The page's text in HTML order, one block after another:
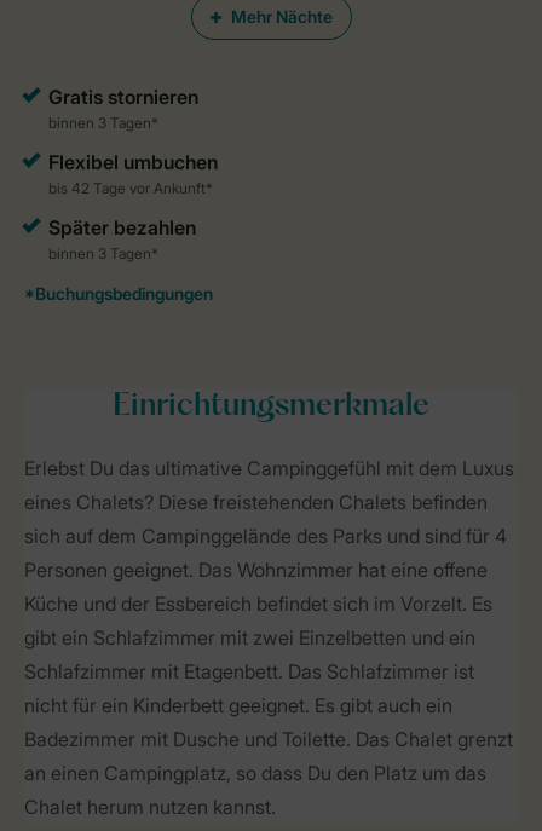
Mehr Nächte
Einrichtungsmerkmale
Erlebst Du das ultimative Campinggefühl mit dem Luxus
eines Chalets? Diese freistehenden Chalets befinden
sich auf dem Campinggelände des Parks und sind für 4
Personen geeignet. Das Wohnzimmer hat eine offene
Küche und der Essbereich befindet sich im Vorzelt. Es
gibt ein Schlafzimmer mit zwei Einzelbetten und ein
Schlafzimmer mit Etagenbett. Das Schlafzimmer ist
nicht für ein Kinderbett geeignet. Es gibt auch ein
Badezimmer mit Dusche und Toilette. Das Chalet grenzt
an einen Campingplatz, so dass Du den Platz um das
Chalet herum nutzen kannst.